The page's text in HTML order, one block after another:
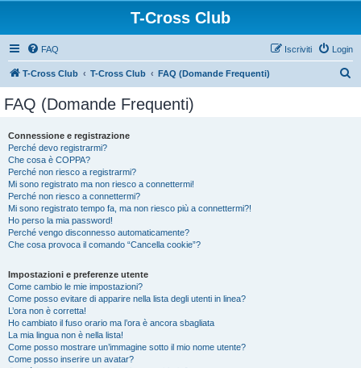
T-Cross Club
FAQ Login
Iscriviti
T-Cross Club T-Cross Club FAQ (Domande Frequenti)
FAQ (Domande Frequenti)
Connessione e registrazione
Perché devo registrarmi?
Che cosa è COPPA?
Perché non riesco a registrarmi?
Mi sono registrato ma non riesco a connettermi!
Perché non riesco a connettermi?
Mi sono registrato tempo fa, ma non riesco più a connettermi?!
Ho perso la mia password!
Perché vengo disconnesso automaticamente?
Che cosa provoca il comando “Cancella cookie”?
Impostazioni e preferenze utente
Come cambio le mie impostazioni?
Come posso evitare di apparire nella lista degli utenti in linea?
L’ora non è corretta!
Ho cambiato il fuso orario ma l’ora è ancora sbagliata
La mia lingua non è nella lista!
Come posso mostrare un’immagine sotto il mio nome utente?
Come posso inserire un avatar?